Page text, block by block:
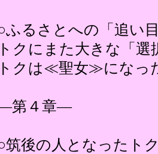
ふるさとへの「追い
トクにまた大きな
トクは≪聖女≫になっ
第４章―
筑後の人となったト